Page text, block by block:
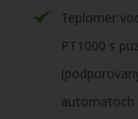
Teplomer
PT1000 s
automatoch